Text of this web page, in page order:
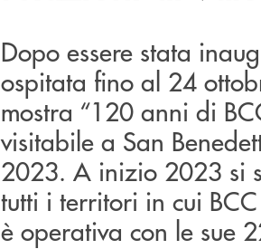
Dopo essere stata
ospitata fino al 24
mostra “120 anni di
visitabile a San
2023. A inizio 2023 si
tutti i territori in cui
è operativa con le sue